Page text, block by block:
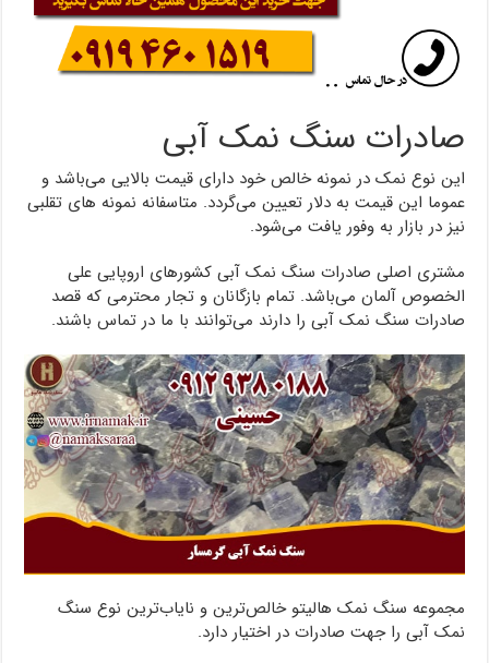
صادرات سنگ نمک آبی
این نوع نمک در نمونه خالص خود دارای قیمت بالایی می‌باشد و
عموما این قیمت به دلار تعیین می‌گردد. متاسفانه نمونه های تقلبی
نیز در بازار به وفور یافت می‌شود.
مشتری اصلی صادرات سنگ نمک آبی کشورهای اروپایی علی
الخصوص آلمان می‌باشد. تمام بازگانان و تجار محترمی که قصد
صادرات سنگ نمک آبی را دارند می‌توانند با ما در تماس باشند.
مجموعه سنگ نمک هالیتو خالص‌ترین و نایاب‌ترین نوع سنگ
نمک آبی را جهت صادرات در اختیار دارد.